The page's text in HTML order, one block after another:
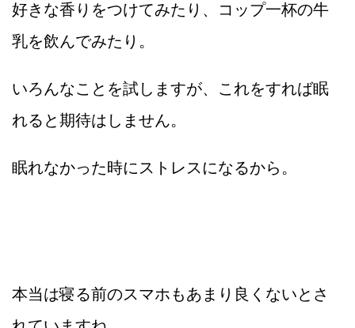
好きな香りをつけてみたり、コップ一杯の牛
乳を飲んでみたり。
いろんなことを試しますが、これをすれば眠
れると期待はしません。
眠れなかった時にストレスになるから。
本当は寝る前のスマホもあまり良くないとさ